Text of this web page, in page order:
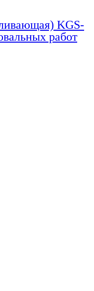
KGS-
работ